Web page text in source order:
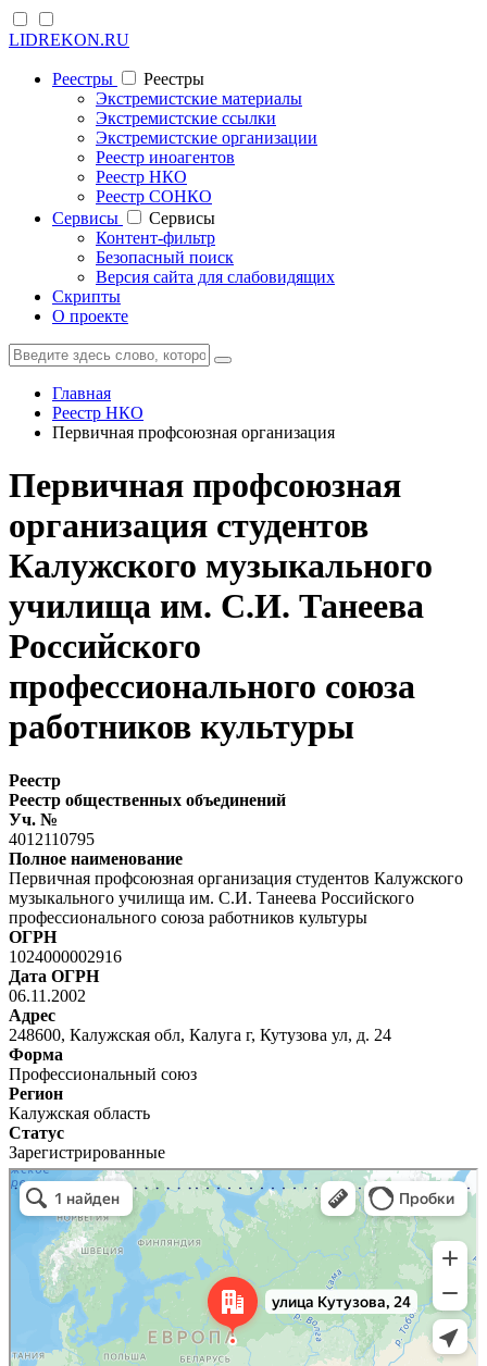
LIDREKON.RU
Реестры
Реестры
Экстремистские материалы
Экстремистские ссылки
Экстремистские организации
Реестр иноагентов
Реестр НКО
Реестр СОНКО
Cервисы
Cервисы
Контент-фильтр
Безопасный поиск
Версия сайта для слабовидящих
Скрипты
О проекте
Главная
Реестр НКО
Первичная профсоюзная организация
Первичная профсоюзная
организация студентов
Калужского музыкального
училища им. С.И. Танеева
Российского
профессионального союза
работников культуры
Реестр
Реестр общественных объединений
Уч. №
4012110795
Полное наименование
Первичная профсоюзная организация студентов Калужского
музыкального училища им. С.И. Танеева Российского
профессионального союза работников культуры
ОГРН
1024000002916
Дата ОГРН
06.11.2002
Адрес
248600, Калужская обл, Калуга г, Кутузова ул, д. 24
Форма
Профессиональный союз
Регион
Калужская область
Статус
Зарегистрированные